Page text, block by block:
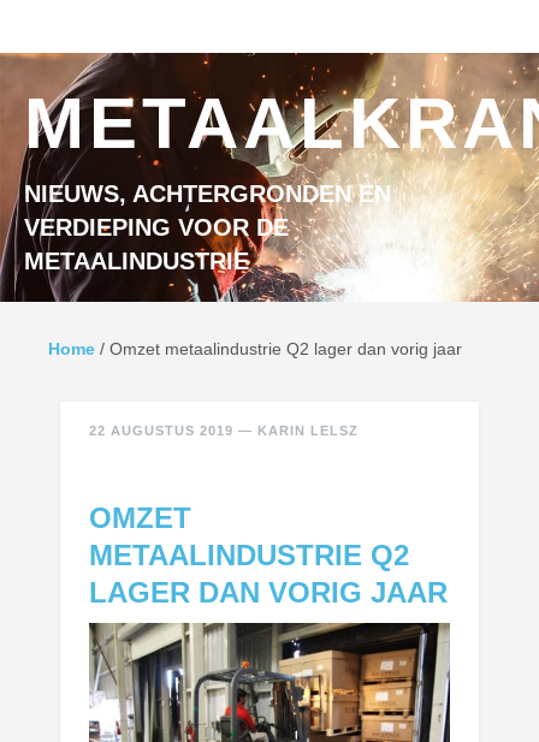
NIEUWS, ACHTERGRONDEN EN
VERDIEPING VOOR DE
METAALINDUSTRIE
Home / Omzet metaalindustrie Q2 lager dan vorig jaar
22 AUGUSTUS 2019 — KARIN LELSZ
OMZET
METAALINDUSTRIE Q2
LAGER DAN VORIG JAAR